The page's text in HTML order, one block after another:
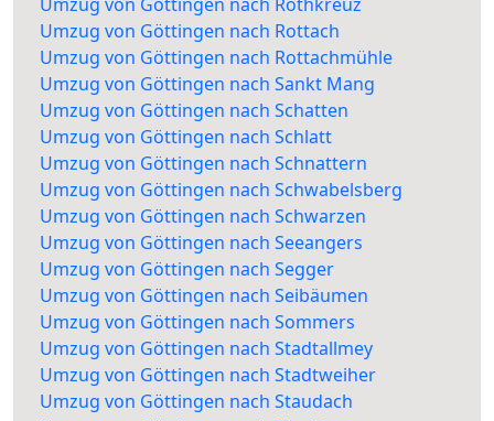
Umzug von Göttingen nach Rottach
Umzug von Göttingen nach Rottachmühle
Umzug von Göttingen nach Sankt Mang
Umzug von Göttingen nach Schatten
Umzug von Göttingen nach Schlatt
Umzug von Göttingen nach Schnattern
Umzug von Göttingen nach Schwabelsberg
Umzug von Göttingen nach Schwarzen
Umzug von Göttingen nach Seeangers
Umzug von Göttingen nach Segger
Umzug von Göttingen nach Seibäumen
Umzug von Göttingen nach Sommers
Umzug von Göttingen nach Stadtallmey
Umzug von Göttingen nach Stadtweiher
Umzug von Göttingen nach Staudach